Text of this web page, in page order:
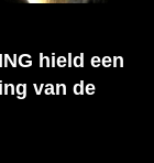
hield een
van de